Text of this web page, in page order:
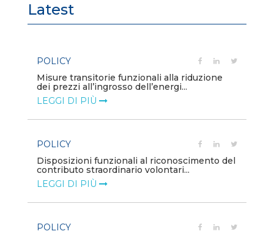
Latest
POLICY
Misure transitorie funzionali alla riduzione
dei prezzi all’ingrosso dell’energi...
LEGGI DI PIÙ
POLICY
Disposizioni funzionali al riconoscimento del
contributo straordinario volontari...
LEGGI DI PIÙ
POLICY